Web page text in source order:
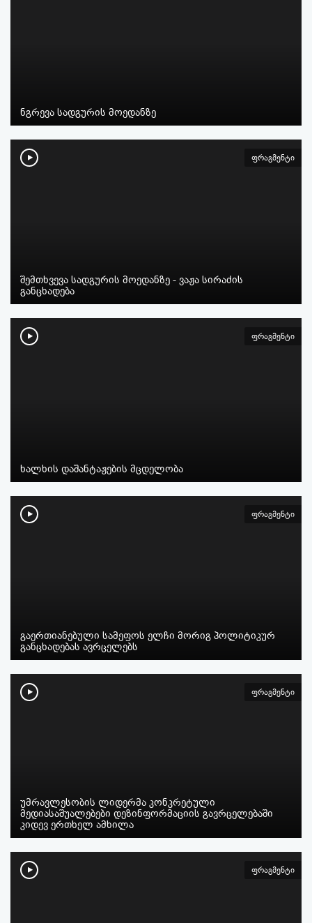
ნგრევა სადგურის მოედანზე
ფრაგმენტი
შემთხვევა სადგურის მოედანზე - ვაჟა სირაძის
განცხადება
ფრაგმენტი
ხალხის დაშანტაჟების მცდელობა
ფრაგმენტი
გაერთიანებული სამეფოს ელჩი მორიგ პოლიტიკურ
განცხადებას ავრცელებს
ფრაგმენტი
უმრავლესობის ლიდერმა კონკრეტული
მედიასაშუალებები დეზინფორმაციის გავრცელებაში
კიდევ ერთხელ ამხილა
ფრაგმენტი